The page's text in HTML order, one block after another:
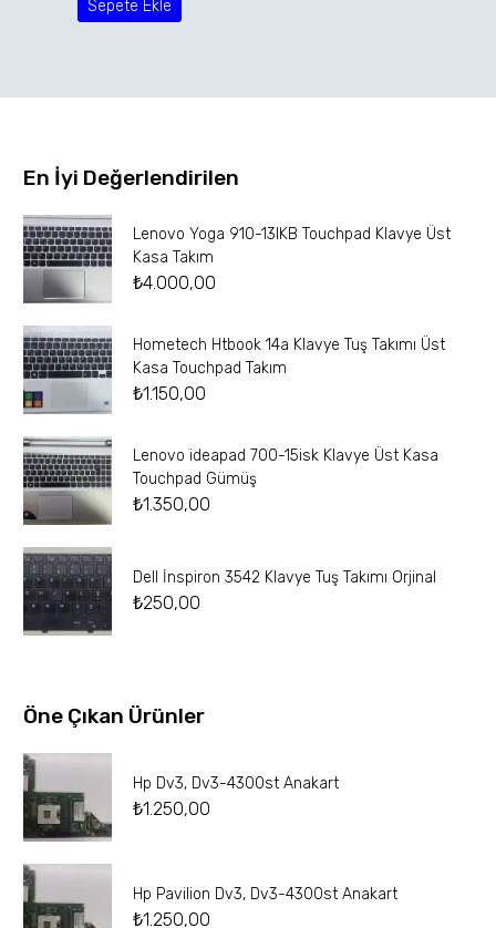
Sepete Ekle
En İyi Değerlendirilen
Lenovo Yoga 910-13IKB Touchpad Klavye Üst
Kasa Takım
₺4.000,00
Hometech Htbook 14a Klavye Tuş Takımı Üst
Kasa Touchpad Takım
₺1.150,00
Lenovo ideapad 700-15isk Klavye Üst Kasa
Touchpad Gümüş
₺1.350,00
Dell İnspiron 3542 Klavye Tuş Takımı Orjinal
₺250,00
Öne Çıkan Ürünler
Hp Dv3, Dv3-4300st Anakart
₺1.250,00
Hp Pavilion Dv3, Dv3-4300st Anakart
₺1.250,00